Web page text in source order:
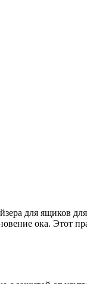
для ящиков
ока. Этот